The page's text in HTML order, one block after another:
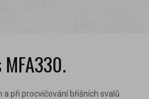
MFA330.
při procvičování břišních svalů